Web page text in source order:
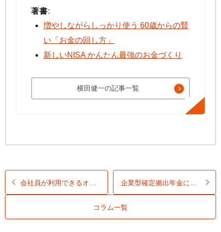
著書:
増やしながらしっかり使う 60歳からの賢
い「お金の回し方」
新しいNISA かんたん最強のお金づくり
横田健一の記事一覧
会社員が利用できるオススメ節税策
コラム一覧